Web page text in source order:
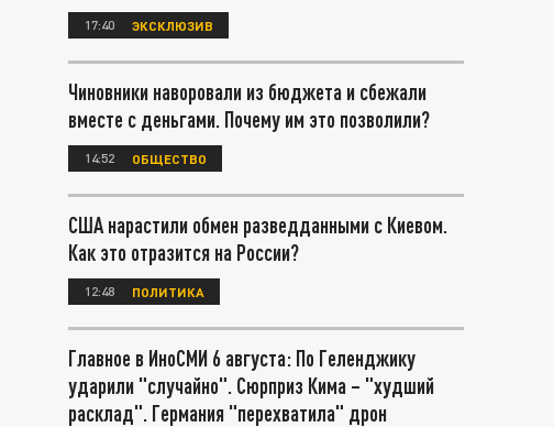
17:40 ЭКСКЛЮЗИВ
Чиновники наворовали из бюджета и сбежали
вместе с деньгами. Почему им это позволили?
14:52 ОБЩЕСТВО
США нарастили обмен разведданными с Киевом.
Как это отразится на России?
12:48 ПОЛИТИКА
Главное в ИноСМИ 6 августа: По Геленджику
ударили "случайно". Сюрприз Кима – "худший
расклад". Германия "перехватила" дрон